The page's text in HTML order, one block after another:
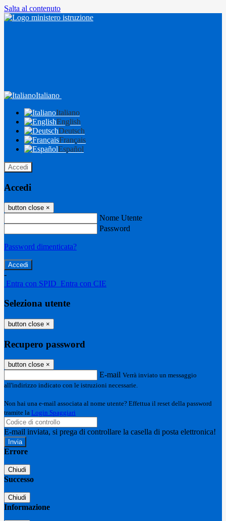
Salta al contenuto
Italiano
Italiano
English
Deutsch
Français
Español
Accedi
Accedi
button close ×
Nome Utente
Password
Password dimenticata?
-
Entra con SPID Entra con CIE
Seleziona utente
button close ×
Recupero password
button close ×
E-mail Verrà inviato un messaggio
all'indirizzo indicato con le istruzioni necessarie.
Non hai una e-mail associata al nome utente? Effettua il reset della password
tramite la Login Spaggiari
E-mail inviata, si prega di controllare la casella di posta elettronica!
Errore
Chiudi
Successo
Chiudi
Informazione